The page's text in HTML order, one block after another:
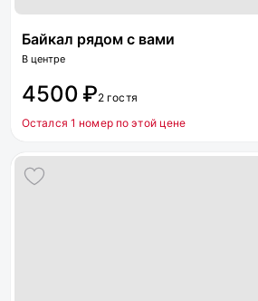
Байкал рядом с вами
В центре
4500 ₽2 гостя
Остался 1 номер по этой цене